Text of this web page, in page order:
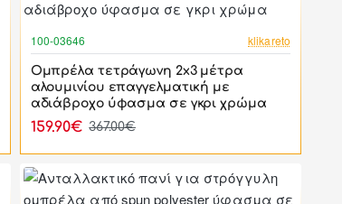
100-03646 klikareto
Ομπρέλα τετράγωνη 2x3 μέτρα
αλουμινίου επαγγελματική με
αδιάβροχο ύφασμα σε γκρι χρώμα
159.90€ 367.00€